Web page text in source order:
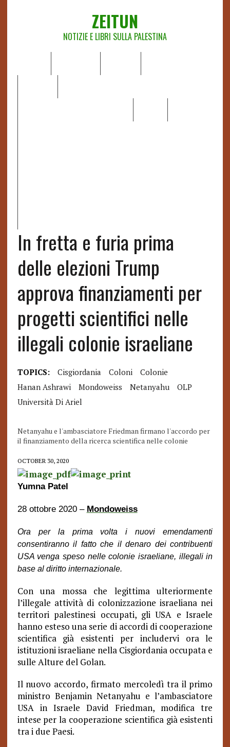
ZEITUN
NOTIZIE E LIBRI SULLA PALESTINA
In fretta e furia prima
delle elezioni Trump
approva finanziamenti per
progetti scientifici nelle
illegali colonie israeliane
TOPICS: Cisgiordania Coloni
Colonie
Hanan Ashrawi
Mondoweiss Netanyahu
OLP
Università Di Ariel
Netanyahu e l'ambasciatore Friedman firmano l'accordo per
il finanziamento della ricerca scientifica nelle colonie
OCTOBER 30, 2020
Yumna Patel
28 ottobre 2020 – Mondoweiss
Ora per la prima volta i nuovi emendamenti
consentiranno il fatto che il denaro dei contribuenti
USA venga speso nelle colonie israeliane, illegali in
base al diritto internazionale.
Con una mossa che legittima ulteriormente
l’illegale attività di colonizzazione israeliana nei
territori palestinesi occupati, gli USA e Israele
hanno esteso una serie di accordi di cooperazione
scientifica già esistenti per includervi ora le
istituzioni israeliane nella Cisgiordania occupata e
sulle Alture del Golan.
Il nuovo accordo, firmato mercoledì tra il primo
ministro Benjamin Netanyahu e l’ambasciatore
USA in Israele David Friedman, modifica tre
intese per la cooperazione scientifica già esistenti
tra i due Paesi.